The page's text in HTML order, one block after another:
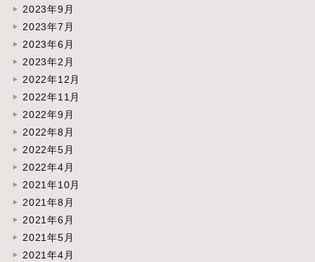
2023年9月
2023年7月
2023年6月
2023年2月
2022年12月
2022年11月
2022年9月
2022年8月
2022年5月
2022年4月
2021年10月
2021年8月
2021年6月
2021年5月
2021年4月